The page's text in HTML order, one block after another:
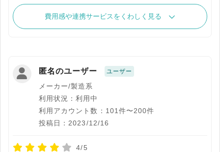
費用感や連携サービスをくわしく見る
匿名のユーザー ユーザー
メーカー/製造系
利用状況：利用中
利用アカウント数：101件〜200件
投稿日：2023/12/16
4/5